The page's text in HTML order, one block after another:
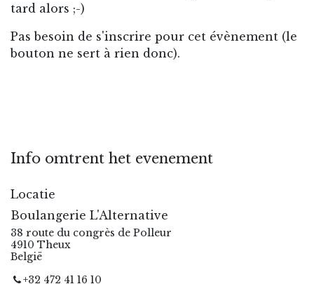
tard alors ;-)
Pas besoin de s'inscrire pour cet évènement (le
bouton ne sert à rien donc).
Info omtrent het evenement
Locatie
Boulangerie L'Alternative
38 route du congrès de Polleur
4910 Theux
België
+32 472 41 16 10